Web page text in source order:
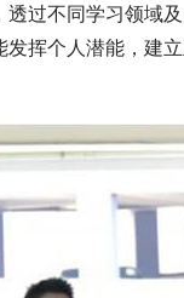
过不同学习领域
挥个人潜能，建